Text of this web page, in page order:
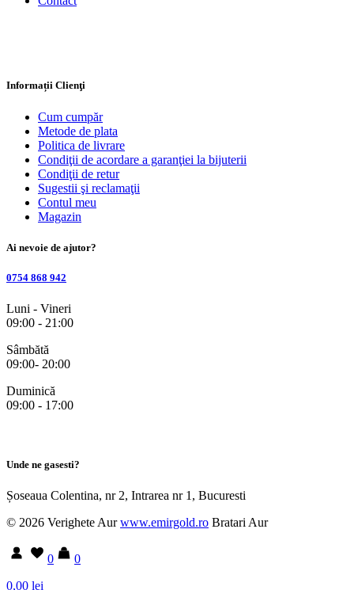
Informații Clienţi
Cum cumpăr
Metode de plata
Politica de livrare
Condiţii de acordare a garanţiei la bijuterii
Condiţii de retur
Sugestii şi reclamaţii
Contul meu
Magazin
Ai nevoie de ajutor?
0754 868 942
Luni - Vineri
09:00 - 21:00
Sâmbătă
09:00- 20:00
Duminică
09:00 - 17:00
Unde ne gasesti?
Șoseaua Colentina, nr 2, Intrarea nr 1, Bucuresti
© 2026 Verighete Aurwww.emirgold.ro Bratari Aur
0
0
0,00 lei